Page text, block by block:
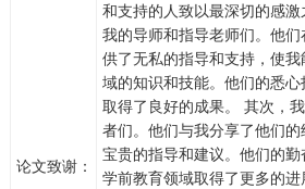
论文致谢：
和支持的人致以最深切的感
我的导师和指导老师们。他
供了无私的指导和支持，使
域的知识和技能。他们的悉
取得了良好的成果。 其次，
者们。他们与我分享了他们
宝贵的指导和建议。他们的
学前教育领域取得了更多的